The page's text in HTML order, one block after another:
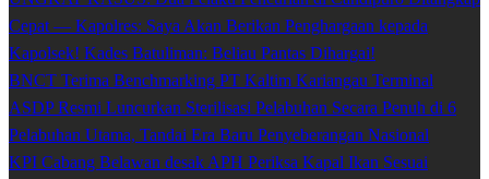
Cepat — Kapolres: Saya Akan Berikan Penghargaan kepada
Kapolsek! Kades Batuliman: Beliau Pantas Dihargai!
BNCT Terima Benchmarking PT Kaltim Kariangau Terminal
ASDP Resmi Luncurkan Sterilisasi Pelabuhan Secara Penuh di 6
Pelabuhan Utama, Tandai Era Baru Penyeberangan Nasional
KPI Cabang Belawan desak APH Periksa Kapal Ikan Sesuai